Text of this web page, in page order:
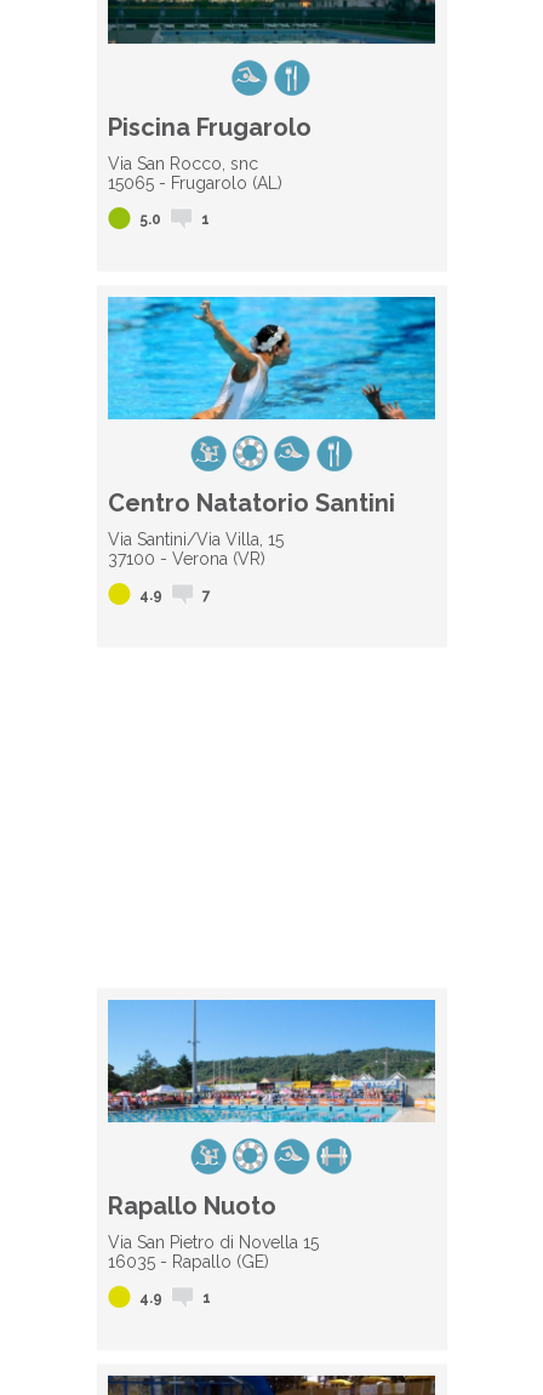
Piscina Frugarolo
Via San Rocco, snc
15065 - Frugarolo (AL)
5.0 1
Centro Natatorio Santini
Via Santini/Via Villa, 15
37100 - Verona (VR)
4.9 7
Rapallo Nuoto
Via San Pietro di Novella 15
16035 - Rapallo (GE)
4.9 1